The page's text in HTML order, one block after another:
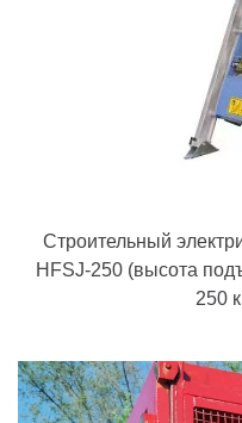
Строительный
HFSJ-250 (высота
250